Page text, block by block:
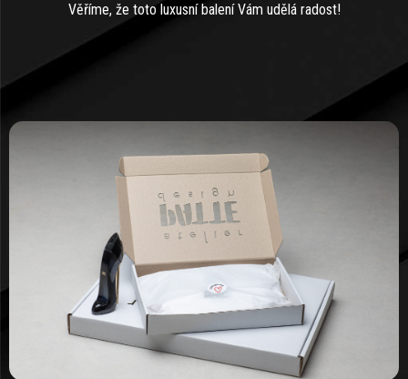
Věříme, že toto luxusní balení Vám udělá radost!